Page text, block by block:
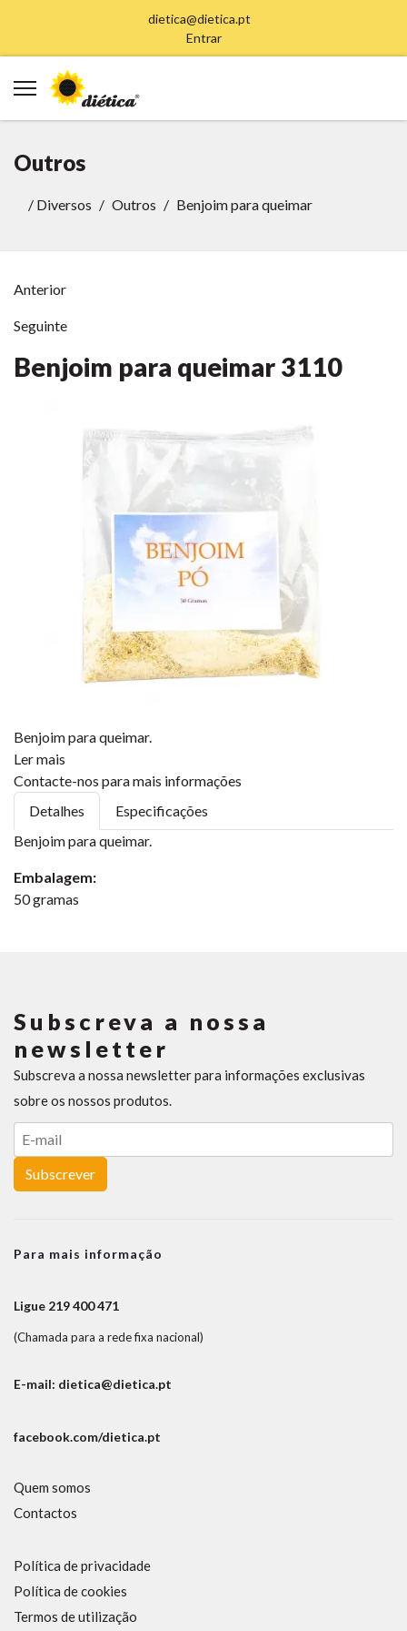
dietica@dietica.pt
Entrar
Outros
/ Diversos Outros Benjoim para queimar
Anterior
Seguinte
Benjoim para queimar 3110
Benjoim para queimar.
Ler mais
Contacte-nos para mais informações
Detalhes
Especificações
Benjoim para queimar.
Embalagem:
50 gramas
Subscreva a nossa
newsletter
Subscreva a nossa newsletter para informações exclusivas
sobre os nossos produtos.
Subscrever
Para mais informação
Ligue 219 400 471
(Chamada para a rede fixa nacional)
E-mail: dietica@dietica.pt
facebook.com/dietica.pt
Quem somos
Contactos
Política de privacidade
Política de cookies
Termos de utilização